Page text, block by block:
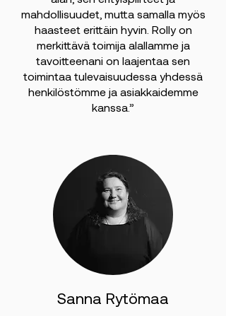
mahdollisuudet, mutta samalla myös
haasteet erittäin hyvin. Rolly on
merkittävä toimija alallamme ja
tavoitteenani on laajentaa sen
toimintaa tulevaisuudessa yhdessä
henkilöstömme ja asiakkaidemme
kanssa.”
Sanna Rytömaa